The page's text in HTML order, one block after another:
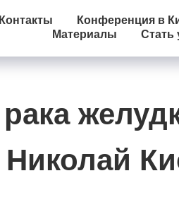
Контакты Конференция в
Материалы
Стать